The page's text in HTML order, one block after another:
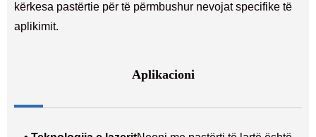
kërkesa pastërtie për të përmbushur nevojat specifike të
aplikimit.
Aplikacioni